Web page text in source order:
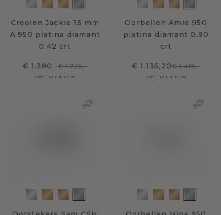
Creolen Jackie 15 mm
A 950 platina diamant
0.42 crt
€ 1.380,-€ 1.725,-
Excl. Tax & BTW
Oorbellen Amie 950
platina diamant 0.90
crt
€ 1.135,20€ 1.419,-
Excl. Tax & BTW